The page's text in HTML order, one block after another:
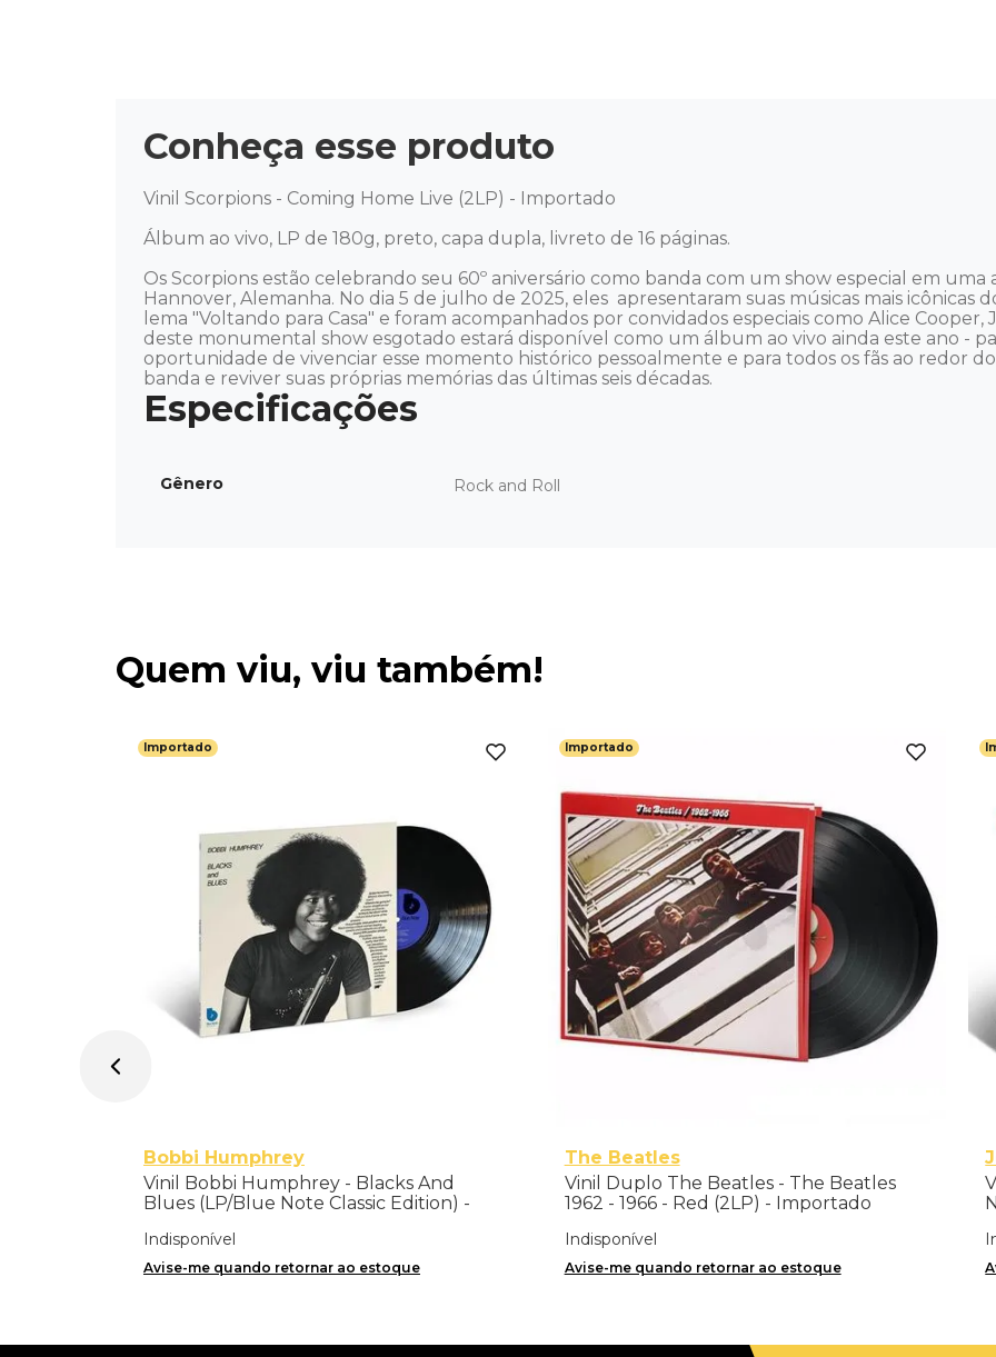
Conheça esse produto
Vinil Scorpions - Coming Home Live (2LP) - Importado
Álbum ao vivo, LP de 180g, preto, capa dupla, livreto de 16 páginas.
Os Scorpions estão celebrando seu 60º aniversário como banda com um show especial em
Hannover, Alemanha. No dia 5 de julho de 2025, eles  apresentaram suas músicas mais icônicas
lema "Voltando para Casa" e foram acompanhados por convidados especiais como Alice Cooper,
deste monumental show esgotado estará disponível como um álbum ao vivo ainda este ano -
oportunidade de vivenciar esse momento histórico pessoalmente e para todos os fãs ao redor
banda e reviver suas próprias memórias das últimas seis décadas.
Gênero Rock and Roll
Quem viu, viu também!
Importado
Bobbi Humphrey
Vinil Bobbi Humphrey - Blacks And
Blues (LP/Blue Note Classic Edition) -
Indisponível
Avise-me quando retornar ao estoque
Importado
The Beatles
Vinil Duplo The Beatles - The Beatles
1962 - 1966 - Red (2LP) - Importado
Indisponível
Avise-me quando retornar ao estoque